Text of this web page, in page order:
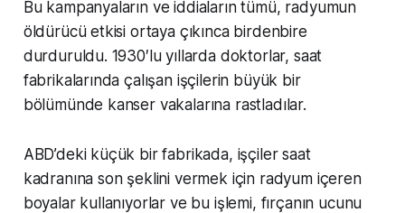
Bu kampanyaların ve iddiaların tümü, radyumun
öldürücü etkisi ortaya çıkınca birdenbire
durduruldu. 1930′lu yıllarda doktorlar, saat
fabrikalarında çalışan işçilerin büyük bir
bölümünde kanser vakalarına rastladılar.
ABD’deki küçük bir fabrikada, işçiler saat
kadranına son şeklini vermek için radyum içeren
boyalar kullanıyorlar ve bu işlemi, fırçanın ucunu